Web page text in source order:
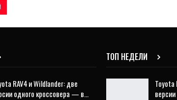
RAV4 и Wildlander: две
одного кроссовера — в…
ТОП НЕДЕЛИ
Toyota